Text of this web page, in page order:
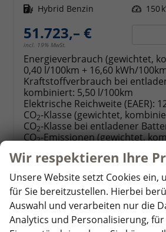
Kraftstoff Hybrid Benzin Leistung 150
51.723,– €
incl. 19% MwSt.
Energieverbrauch (gewichtet,
0,40 l/100km + 16,60 kWh/
Kraftstoffverbrauch bei
kombiniert: 5,50 l/100km
Elektrische Reichweite (EAER):
CO2-Klasse (gewichtet,
CO2-Klasse bei entladener
CO2-Emissionen (gewichtet,
ab 501,– € mtl.
Wir respektieren Ihre
Unsere Website setzt Cookies ein,
für Sie bereitzustellen. Hierbei
Auswahl und verarbeiten nur die
Analytics und Personalisierung,